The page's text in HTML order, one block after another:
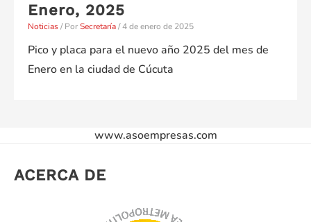
Enero, 2025
Noticias/ PorSecretaría/4 de enero de 2025
Pico y placa para el nuevo año 2025 del mes de
Enero en la ciudad de Cúcuta
www.asoempresas.com
ACERCA DE